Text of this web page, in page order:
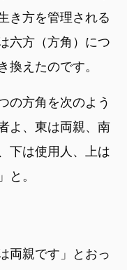
き方を管理される
六方（方角）につ
換えたのです。
の方角を次のよう
よ、東は両親、南
下は使用人、上は
と。
両親です」とおっ